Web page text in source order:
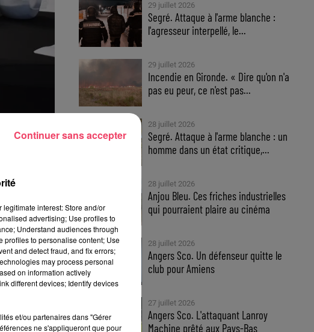
des
à
29 juillet 2026
Segré. Attaque à l'arme blanche :
l'agresseur interpellé, le...
29 juillet 2026
Incendie en Gironde. « Dire qu'on n'a
pas eu peur, ce n'est pas...
28 juillet 2026
Segré. Attaque à l'arme blanche : un
homme dans un état critique,...
28 juillet 2026
Anjou Bleu. Ces friches industrielles
qui pourraient plaire au cinéma
28 juillet 2026
Angers Sco. Un défenseur quitte le
club pour Amiens
27 juillet 2026
Angers Sco. L'attaquant Lanroy
Machine prêté aux Pays-Bas
interest: Store and/or
advertising; Use profiles to
Understand audiences through
profiles to personalise content; Use
and detect fraud, and fix errors;
may process personal
on information actively
different devices; Identify devices
et/ou partenaires dans "Gérer
ne s'appliqueront que pour
Continuer sans accepter